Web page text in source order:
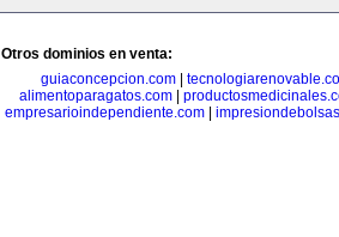
Otros dominios en venta:
guiaconcepcion.com|
alimentoparagatos.com
empresarioindependiente.com